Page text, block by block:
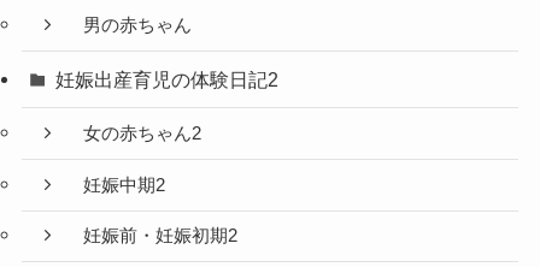
男の赤ちゃん
妊娠出産育児の体験日記2
女の赤ちゃん2
妊娠中期2
妊娠前・妊娠初期2